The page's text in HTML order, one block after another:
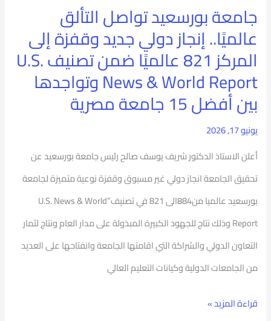
جامعة بورسعيد تواصل التألق
عالميًا.. إنجاز دولي جديد وقفزة إلى
المركز 821 عالميًا ضمن تصنيف U.S.
News & World Report وتواجدها
بين أفضل 15 جامعة مصرية
يونيو 17, 2026
أعلن الاستاذ الدكتور شريف يوسف صالح رئيس جامعة بورسعيد عن
تحقيق الجامعة انجاز دولي غير مسبوق وقفزة نوعية متميزة لجامعة
بورسعيد عالميا من884الى 821 في تصنيف”U.S. News & World
Report وذلك نتاج للجهود الكبيرة المبذولة على مدار العام ونتاج لثمار
التعاون الدولي والشراكة التي اقامتها الجامعة وانفتاحها على العديد
من الجامعات الدولية وكيانات التعليم العالي
إلى
المركز
821
عالميًا
ضمن
تصنيف
U.S.
News
&
World
Report
وتواجدها
بين
قراءة المزيد »